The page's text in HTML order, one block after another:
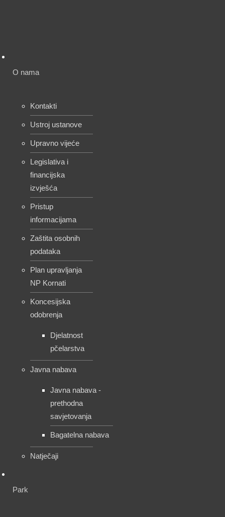
O nama
Kontakti
Ustroj ustanove
Upravno vijeće
Legislativa i
financijska
izvješća
Pristup
informacijama
Zaštita osobnih
podataka
Plan upravljanja
NP Kornati
Koncesijska
odobrenja
Djelatnost
pčelarstva
Javna nabava
Javna nabava -
prethodna
savjetovanja
Bagatelna nabava
Natječaji
Park